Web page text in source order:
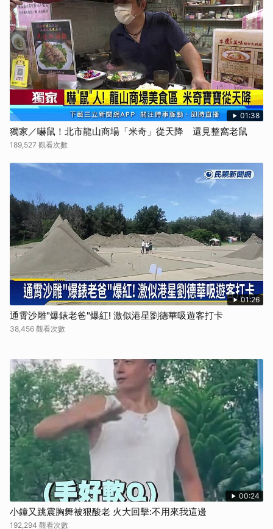
01:38
獨家／嚇鼠！北市龍山商場「米奇」從天降 還見整窩老鼠
189,527 觀看次數
01:26
通霄沙雕"爆錶老爸"爆紅! 激似港星劉德華吸遊客打卡
38,456 觀看次數
00:24
小鐘又跳震胸舞被狠酸老 火大回擊:不用來我這邊
192,294 觀看次數